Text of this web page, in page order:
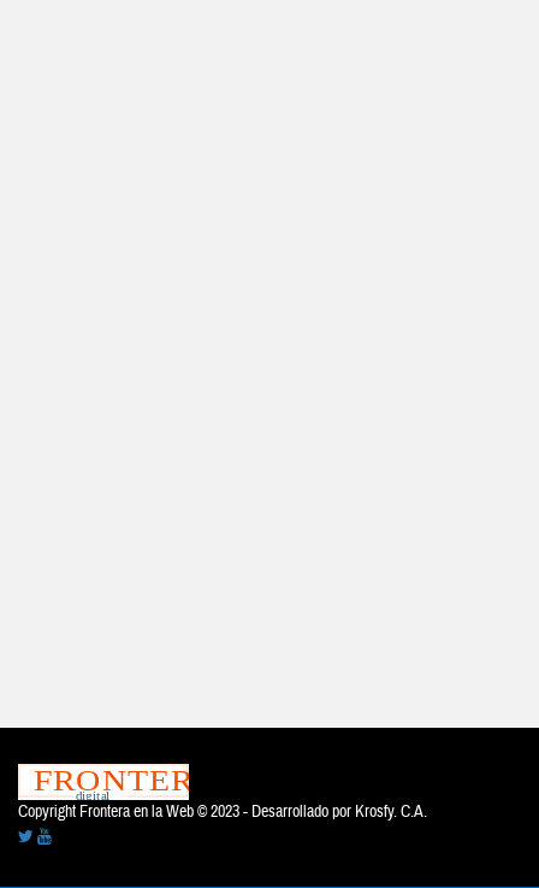
Copyright Frontera en la Web © 2023 - Desarrollado por Krosfy. C.A.